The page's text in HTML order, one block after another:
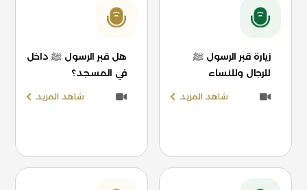
زيارة قبر الرسول ﷺ
للرجال وللنساء
شاهد المزيد
هل قبر الرسول ﷺ داخل
في المسجد؟
شاهد المزيد